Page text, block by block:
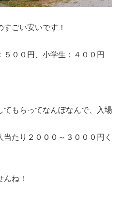
ごい安いです！
００円、小学生：４００円
てもらってなんぼなんで、入場
たり２０００～３０００円く
ね！